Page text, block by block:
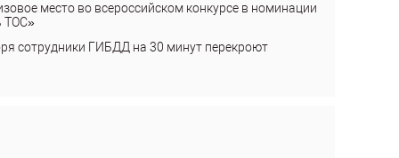
место во всероссийском конкурсе в номинации
ТОС»
сотрудники ГИБДД на 30 минут перекроют